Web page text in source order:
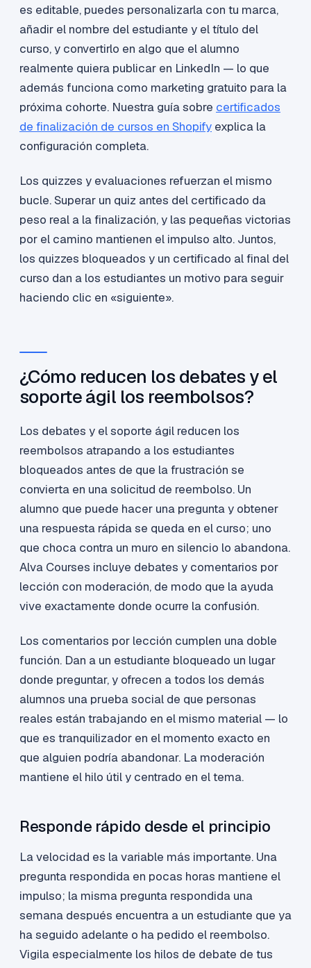
es editable, puedes personalizarla con tu marca,
añadir el nombre del estudiante y el título del
curso, y convertirlo en algo que el alumno
realmente quiera publicar en LinkedIn — lo que
además funciona como marketing gratuito para la
próxima cohorte. Nuestra guía sobre certificados
de finalización de cursos en Shopify explica la
configuración completa.
Los quizzes y evaluaciones refuerzan el mismo
bucle. Superar un quiz antes del certificado da
peso real a la finalización, y las pequeñas victorias
por el camino mantienen el impulso alto. Juntos,
los quizzes bloqueados y un certificado al final del
curso dan a los estudiantes un motivo para seguir
haciendo clic en «siguiente».
¿Cómo reducen los debates y el
soporte ágil los reembolsos?
Los debates y el soporte ágil reducen los
reembolsos atrapando a los estudiantes
bloqueados antes de que la frustración se
convierta en una solicitud de reembolso. Un
alumno que puede hacer una pregunta y obtener
una respuesta rápida se queda en el curso; uno
que choca contra un muro en silencio lo abandona.
Alva Courses incluye debates y comentarios por
lección con moderación, de modo que la ayuda
vive exactamente donde ocurre la confusión.
Los comentarios por lección cumplen una doble
función. Dan a un estudiante bloqueado un lugar
donde preguntar, y ofrecen a todos los demás
alumnos una prueba social de que personas
reales están trabajando en el mismo material — lo
que es tranquilizador en el momento exacto en
que alguien podría abandonar. La moderación
mantiene el hilo útil y centrado en el tema.
Responde rápido desde el principio
La velocidad es la variable más importante. Una
pregunta respondida en pocas horas mantiene el
impulso; la misma pregunta respondida una
semana después encuentra a un estudiante que ya
ha seguido adelante o ha pedido el reembolso.
Vigila especialmente los hilos de debate de tus